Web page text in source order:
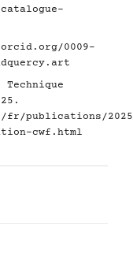
0009-
2025/
cwf.html